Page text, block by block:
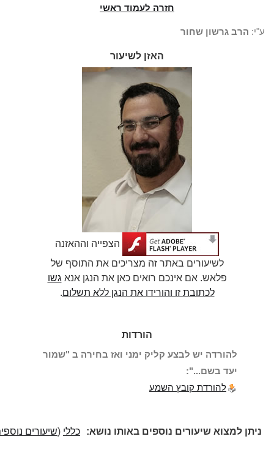
חזרה לעמוד ראשי
הרב גרשון שחור
האזן לשיעור
הצפייה וההאזנה
לשיעורים באתר זה מצריכים את התוסף של
פלאש. אם אינכם רואים כאן את הנגן אנאגשו
לכתובת זו והורידו את הנגן ללא תשלום.
הורדות
להורדה יש לבצע קליק ימני ואז בחירה ב "שמור
יעד בשם...":
להורדת קובץ השמע
ניתן למצוא שיעורים נוספים באותו נושא: כללי(שיעורים נוספים)